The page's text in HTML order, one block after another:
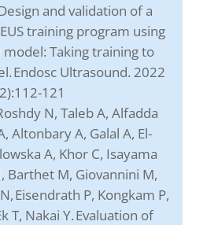
and validation of a
training program using
model: Taking training to
Endosc Ultrasound. 2022
121
N, Taleb A, Alfadda
Altonbary A, Galal A, El-
A, Khor C, Isayama
Barthet M, Giovannini M,
Eisendrath P, Kongkam P,
T, Nakai Y. Evaluation of